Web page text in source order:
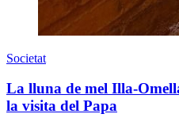
Societat
La lluna de mel Illa-
la visita del Papa